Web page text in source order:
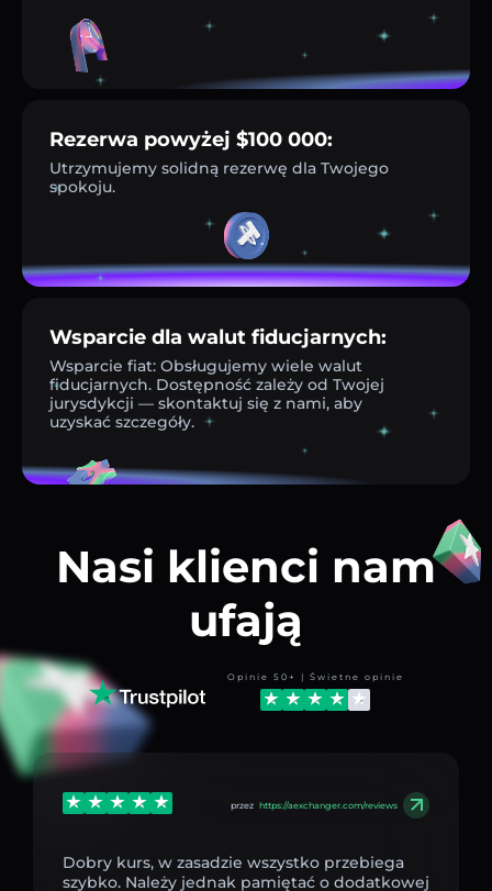
Rezerwa powyżej $100 000:
Utrzymujemy solidną rezerwę dla Twojego
spokoju.
Wsparcie dla walut fiducjarnych:
Wsparcie fiat: Obsługujemy wiele walut
fiducjarnych. Dostępność zależy od Twojej
jurysdykcji — skontaktuj się z nami, aby
uzyskać szczegóły.
Nasi klienci nam
ufają
Opinie 50+ | Świetne opinie
przez https://aexchanger.com/reviews
Dobry kurs, w zasadzie wszystko przebiega
szybko. Należy jednak pamiętać o dodatkowej